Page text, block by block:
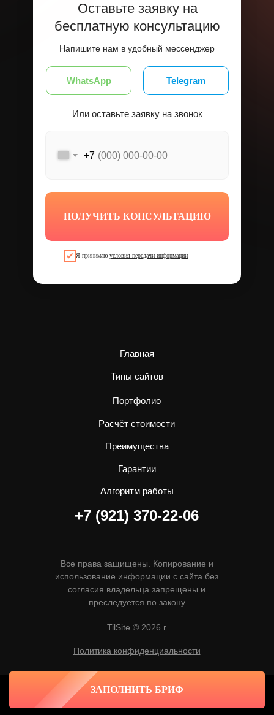
Оставьте заявку на
бесплатную консультацию
Напишите нам в удобный мессенджер
Telegram
Или оставьте заявку на звонок
WhatsApp
Я принимаю условия передачи информации
+7
ПОЛУЧИТЬ КОНСУЛЬТАЦИЮ
TilSite © 2026 г.
Все права защищены. Копирование и
использование информации с сайта без
согласия владельца запрещены и
преследуется по закону
Политика конфиденциальности
Типы сайтов
Портфолио
Расчёт стоимости
Преимущества
Гарантии
+7 (921) 370-22-06
Главная
Алгоритм работы
ЗАПОЛНИТЬ БРИФ
Tilda